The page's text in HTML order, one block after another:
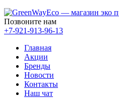
Позвоните нам
+7-921-913-96-13
Главная
Акции
Бренды
Новости
Контакты
Наш чат